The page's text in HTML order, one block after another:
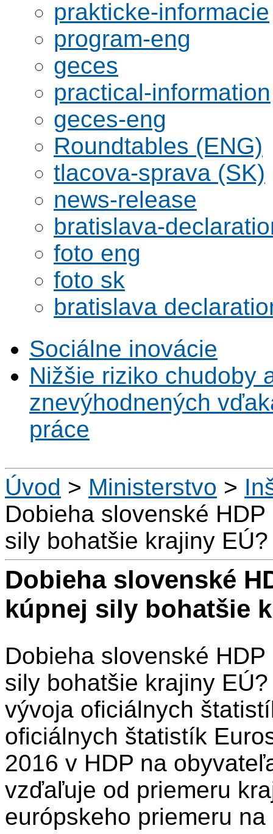
prakticke-informacie
program-eng
geces
practical-information
geces-eng
Roundtables (ENG)
tlacova-sprava (SK)
news-release
bratislava-
foto eng
foto sk
bratislava
Sociálne inovácie
Nižšie riziko chudoby
znevýhodnených
práce
Úvod > Ministerstvo >
Dobieha slovenské
sily bohatšie krajiny EÚ?
Dobieha slovenské
kúpnej sily bohatšie
Dobieha slovenské
sily bohatšie krajiny
vývoja oficiálnych
oficiálnych štatistík
2016 v HDP na
vzďaľuje od priemeru
európskeho priemeru